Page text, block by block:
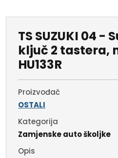
TS SUZUKI 04 -
ključ 2 tastera,
HU133R
Proizvođač
OSTALI
Kategorija
Zamjenske auto školjke
Opis